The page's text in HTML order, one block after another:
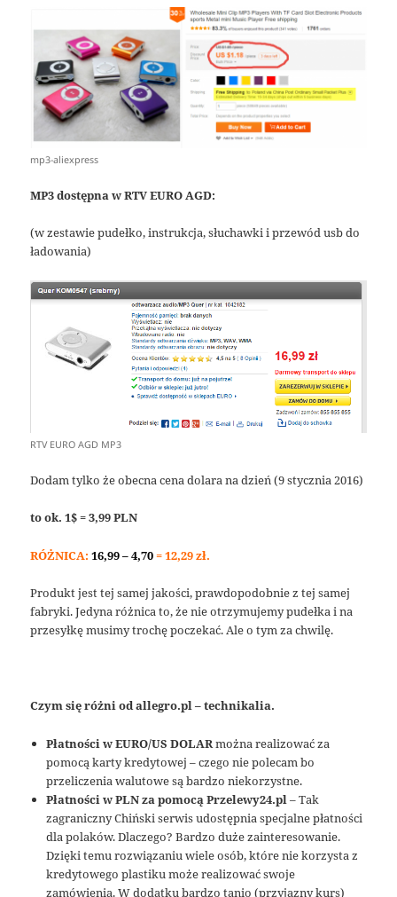
mp3-aliexpress
MP3 dostępna w RTV EURO AGD:
(w zestawie pudełko, instrukcja, słuchawki i przewód usb do
ładowania)
RTV EURO AGD MP3
Dodam tylko że obecna cena dolara na dzień (9 stycznia 2016)
to ok. 1$ = 3,99 PLN
RÓŻNICA:16,99 – 4,70= 12,29 zł.
Produkt jest tej samej jakości, prawdopodobnie z tej samej
fabryki. Jedyna różnica to, że nie otrzymujemy pudełka i na
przesyłkę musimy trochę poczekać. Ale o tym za chwilę.
Czym się różni od allegro.pl – technikalia.
Płatności w EURO/US DOLARmożna realizować za
pomocą karty kredytowej – czego nie polecam bo
przeliczenia walutowe są bardzo niekorzystne.
Płatności w PLN za pomocą Przelewy24.pl– Tak
zagraniczny Chiński serwis udostępnia specjalne płatności
dla polaków. Dlaczego? Bardzo duże zainteresowanie.
Dzięki temu rozwiązaniu wiele osób, które nie korzysta z
kredytowego plastiku może realizować swoje
zamówienia. W dodatku bardzo tanio (przyjazny kurs)